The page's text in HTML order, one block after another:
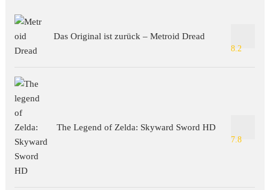
Das Original ist zurück – Metroid Dread
8.2
The Legend of Zelda: Skyward Sword HD
7.8